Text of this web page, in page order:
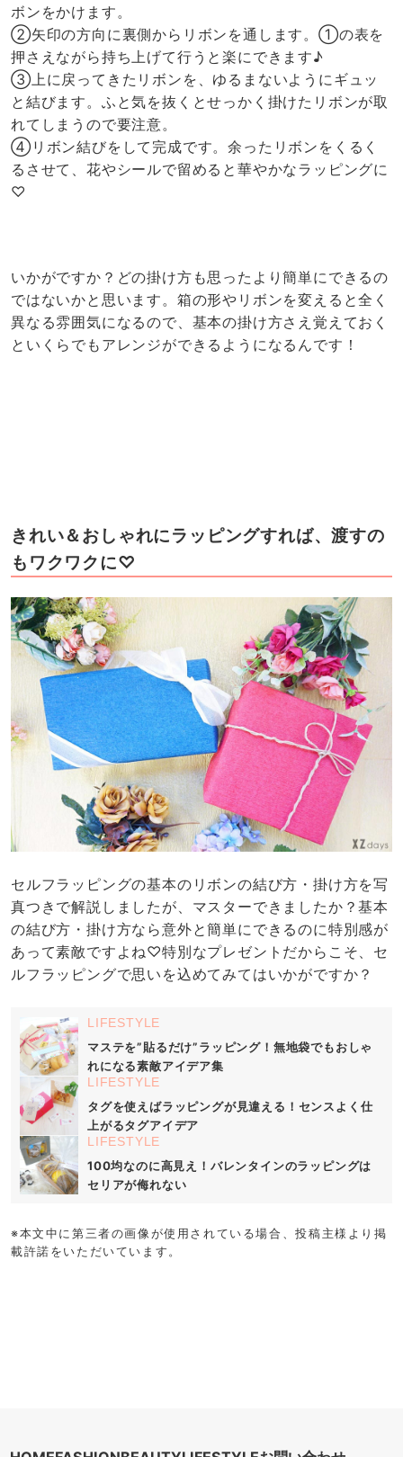
ボンをかけます。
②矢印の方向に裏側からリボンを通します。①の表を
押さえながら持ち上げて行うと楽にできます♪
③上に戻ってきたリボンを、ゆるまないようにギュッ
と結びます。ふと気を抜くとせっかく掛けたリボンが取
れてしまうので要注意。
④リボン結びをして完成です。余ったリボンをくるく
るさせて、花やシールで留めると華やかなラッピングに
♡
いかがですか？どの掛け方も思ったより簡単にできるの
ではないかと思います。箱の形やリボンを変えると全く
異なる雰囲気になるので、基本の掛け方さえ覚えておく
といくらでもアレンジができるようになるんです！
きれい＆おしゃれにラッピングすれば、渡すの
もワクワクに♡
セルフラッピングの基本のリボンの結び方・掛け方を写
真つきで解説しましたが、マスターできましたか？基本
の結び方・掛け方なら意外と簡単にできるのに特別感が
あって素敵ですよね♡特別なプレゼントだからこそ、セ
ルフラッピングで思いを込めてみてはいかがですか？
LIFESTYLE
マステを”貼るだけ”ラッピング！無地袋でもおしゃ
れになる素敵アイデア集
LIFESTYLE
タグを使えばラッピングが見違える！センスよく仕
上がるタグアイデア
LIFESTYLE
100均なのに高見え！バレンタインのラッピングは
セリアが侮れない
※本文中に第三者の画像が使用されている場合、投稿主様より掲
載許諾をいただいています。